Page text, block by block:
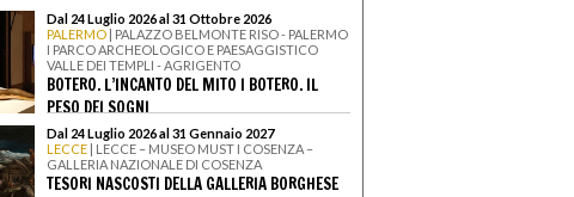
Dal 24 Luglio 2026 al 31 Ottobre 2026
PALERMO | PALAZZO BELMONTE RISO - PALERMO
I PARCO ARCHEOLOGICO E PAESAGGISTICO
VALLE DEI TEMPLI - AGRIGENTO
BOTERO. L’INCANTO DEL MITO I BOTERO. IL
PESO DEI SOGNI
Dal 24 Luglio 2026 al 31 Gennaio 2027
LECCE | LECCE – MUSEO MUST I COSENZA –
GALLERIA NAZIONALE DI COSENZA
TESORI NASCOSTI DELLA GALLERIA BORGHESE